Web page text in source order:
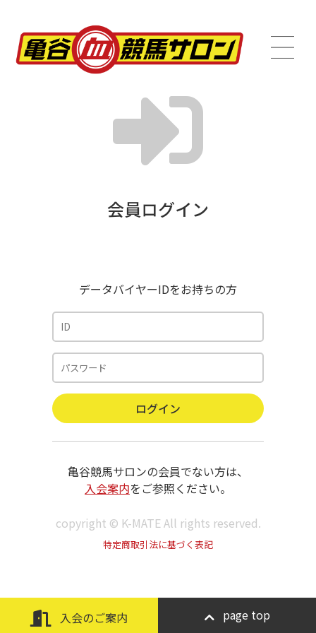
会員ログイン
データバイヤーIDをお持ちの方
亀谷競馬サロンの会員でない方は、
入会案内をご参照ください。
copyright © K-MATE All rights reserved.
特定商取引法に基づく表記
入会のご案内 page top